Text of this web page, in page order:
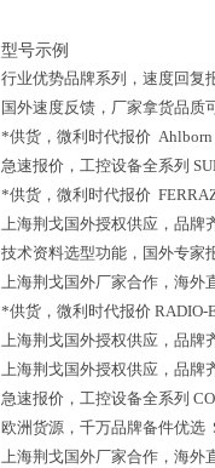
型号示例
行业优势品牌系列，速度回复
国外速度反馈，厂家拿货品质
*供货，微利时代报价
急速报价，工控设备全系列
*供货，微利时代报价
上海荆戈国外授权供应，品牌
技术资料选型功能，国外专家
上海荆戈国外厂家合作，海外
*供货，微利时代报价 RADIO-
上海荆戈国外授权供应，品牌
上海荆戈国外授权供应，品牌
急速报价，工控设备全系列
欧洲货源，千万品牌备件优选
上海荆戈国外厂家合作，海外